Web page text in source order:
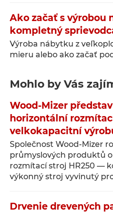
Ako začať s výrobou
kompletný
Výroba nábytku z
mieru alebo ako začať
Mohlo by Vás
Wood-Mizer
horizontální
velkokapacitní
Společnost Wood-Mizer
průmyslových produktů
rozmítací stroj HR250 —
výkonný stroj vyvinutý
Drvenie drevených